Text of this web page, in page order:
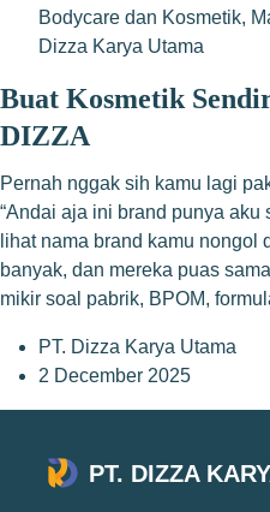
Bodycare dan Kosmetik,
Dizza Karya Utama
Buat Kosmetik
DIZZA
Pernah nggak sih kamu lagi
“Andai aja ini brand punya aku
lihat nama brand kamu nongol
banyak, dan mereka puas
mikir soal pabrik, BPOM,
PT. Dizza Karya Utama
2 December 2025
PT. DIZZA